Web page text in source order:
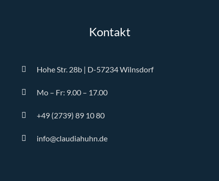
Kontakt
Hohe Str. 28b | D-57234 Wilnsdorf
Mo – Fr: 9.00 – 17.00
+49 (2739) 89 10 80
info@claudiahuhn.de